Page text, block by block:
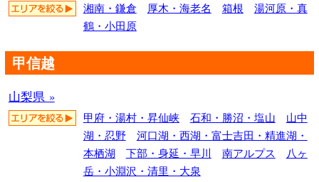
湘南・鎌倉 厚木・海老名 箱根
湯河原・真
鶴・小田原
甲信越
山梨県 »
甲府・湯村・昇仙峡 石和・勝沼・塩山
山中
湖・忍野
河口湖・西湖・富士吉田・精進湖・
本栖湖
下部・身延・早川 南アルプス
八ヶ
岳・小淵沢・清里・大泉